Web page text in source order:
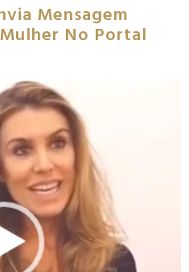
Mensagem
No Portal